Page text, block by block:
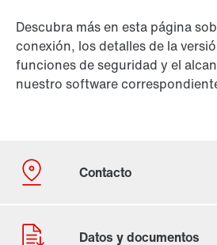
Descubra más en esta página
conexión, los detalles de la
funciones de seguridad y el
nuestro software